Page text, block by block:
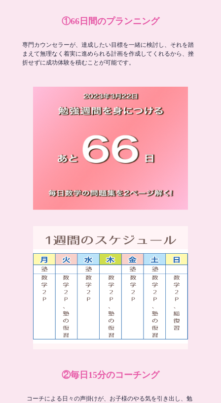
①66日間のプランニング
専門カウンセラーが、達成したい目標を一緒に検討し、それを踏
まえて無理なく着実に進められる計画を作成してくれるから、挫
折せずに成功体験を積むことが可能です。
②毎日15分のコーチング
コーチによる日々の声掛けが、お子様のやる気を引き出し、勉